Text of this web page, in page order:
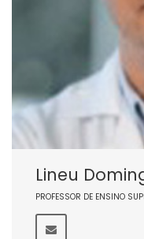
Lineu
PROFESSOR DE ENSINO